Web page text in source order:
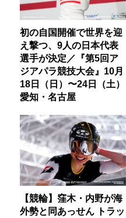
初の自国開催で世界を迎
え撃つ、9人の日本代表
選手が決定／『第5回ア
ジアパラ競技大会』10月
18日（日）〜24日（土）
愛知・名古屋
【競輪】窪木・内野が海
外勢と同あっせん トラッ